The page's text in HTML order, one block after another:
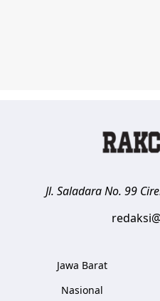
Jl. Saladara No. 99
Jawa Barat
Nasional